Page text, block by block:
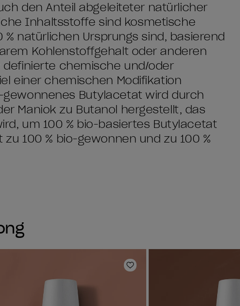
den Anteil abgeleiteter natürlicher
Inhaltsstoffe sind kosmetische
natürlichen Ursprungs sind, basierend
Kohlenstoffgehalt oder anderen
chemische und/oder
einer chemischen Modifikation
gewonnenes Butylacetat wird durch
Maniok zu Butanol hergestellt, das
um 100 % bio-basiertes Butylacetat
100 % bio-gewonnen und zu 100 %
hinzufügen Zur Wunschliste hinzufügen